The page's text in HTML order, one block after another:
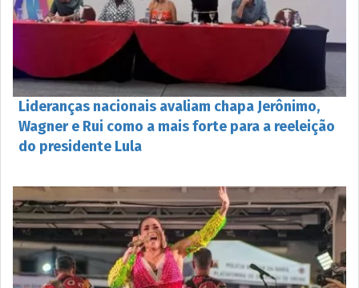
Lideranças nacionais avaliam chapa Jerônimo,
Wagner e Rui como a mais forte para a reeleição
do presidente Lula